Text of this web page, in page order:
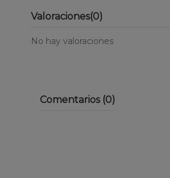
Valoraciones(0)
No hay valoraciones
Comentarios (0)